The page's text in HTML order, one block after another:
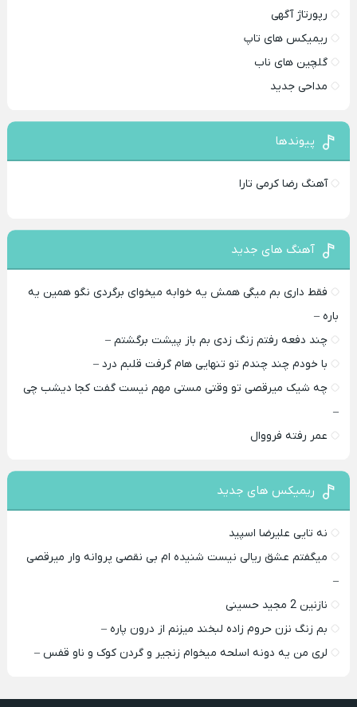
رپورتاژ آگهی
ریمیکس های تاپ
گلچین های ناب
مداحی جدید
پیوندها
آهنگ رضا کرمی تارا
آهنگ های جدید
فقط داری بم میگی همش یه خوابه میخوای برگردی نگو همین یه
باره –
چند دفعه رفتم زنگ زدی بم باز پیشت برگشتم –
با خودم چند چندم تو تنهایی هام گرفت قلبم درد –
چه شیک میرقصی تو وقتی مستی مهم نیست گفت کجا دیشب چی
–
عمر رفته فرووال
ریمیکس های جدید
نه تایی علیرضا اسپید
میگفتم عشق ریالی نیست شنیده ام بی نقصی پروانه وار میرقصی
–
نازنین 2 مجید حسینی
بم زنگ نزن حروم زاده لبخند میزنم از درون پاره –
لری من یه دونه اسلحه میخوام زﻧﺠﻴﺮ و ﮔﺮدن ﻛﻮک و ﻧﺎو ﻗﻔﺲ –